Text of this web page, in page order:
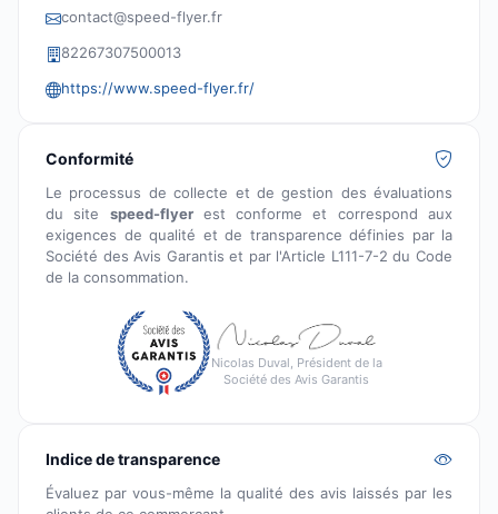
contact@speed-flyer.fr
82267307500013
https://www.speed-flyer.fr/
Conformité
Le processus de collecte et de gestion des évaluations
du site speed-flyerest conforme et correspond aux
exigences de qualité et de transparence définies par la
Société des Avis Garantis et par l'Article L111-7-2 du Code
de la consommation.
Nicolas Duval, Président de la
Société des Avis Garantis
Indice de transparence
Évaluez par vous-même la qualité des avis laissés par les